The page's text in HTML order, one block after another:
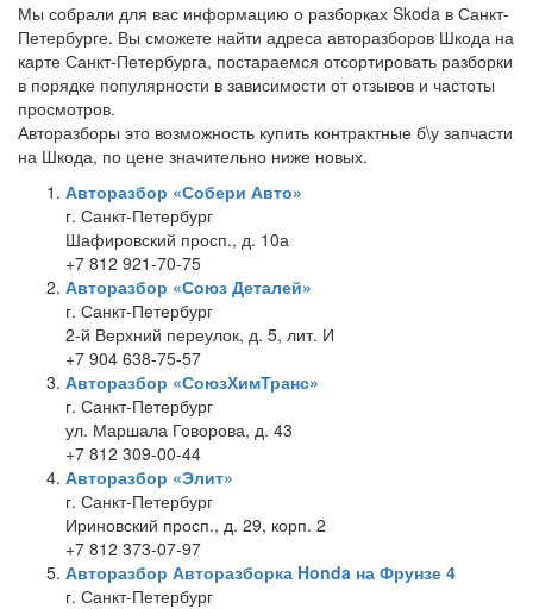
Мы собрали для вас информацию о разборках Skoda в Санкт-
Петербурге. Вы сможете найти адреса авторазборов Шкода на
карте Санкт-Петербурга, постараемся отсортировать разборки
в порядке популярности в зависимости от отзывов и частоты
просмотров.
Авторазборы это возможность купить контрактные б\у запчасти
на Шкода, по цене значительно ниже новых.
Авторазбор «Собери Авто»
г. Санкт-Петербург
Шафировский просп., д. 10а
+7 812 921-70-75
Авторазбор «Союз Деталей»
г. Санкт-Петербург
2-й Верхний переулок, д. 5, лит. И
+7 904 638-75-57
Авторазбор «СоюзХимТранс»
г. Санкт-Петербург
ул. Маршала Говорова, д. 43
+7 812 309-00-44
Авторазбор «Элит»
г. Санкт-Петербург
Ириновский просп., д. 29, корп. 2
+7 812 373-07-97
Авторазбор Авторазборка Honda на Фрунзе 4
г. Санкт-Петербург